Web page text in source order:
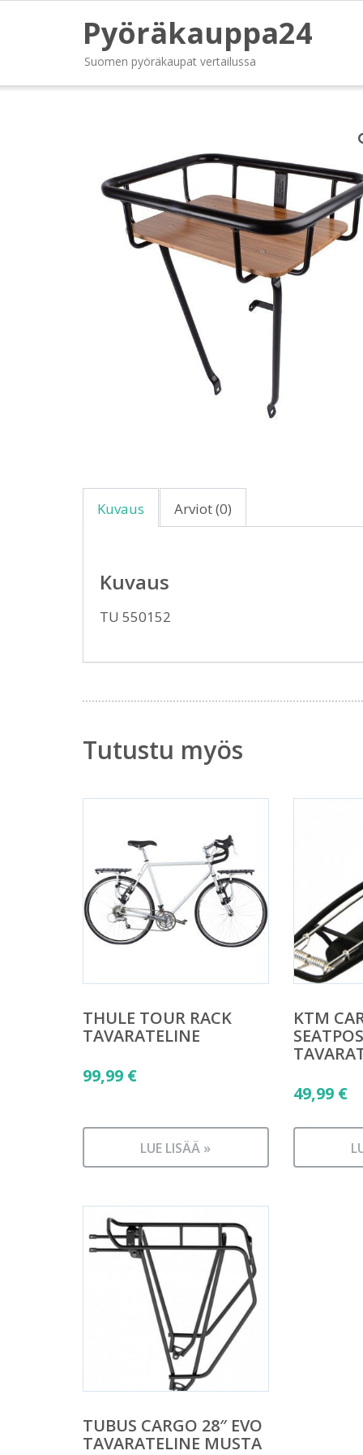
Pyöräkauppa24
Suomen pyöräkaupat vertailussa
Kuvaus Arviot (0)
Kuvaus
TU 550152
Tutustu myös
THULE TOUR RACK
TAVARATELINE
99,99 €
LUE LISÄÄ »
KTM
49,99 €
TUBUS CARGO 28″ EVO
TAVARATELINE MUSTA